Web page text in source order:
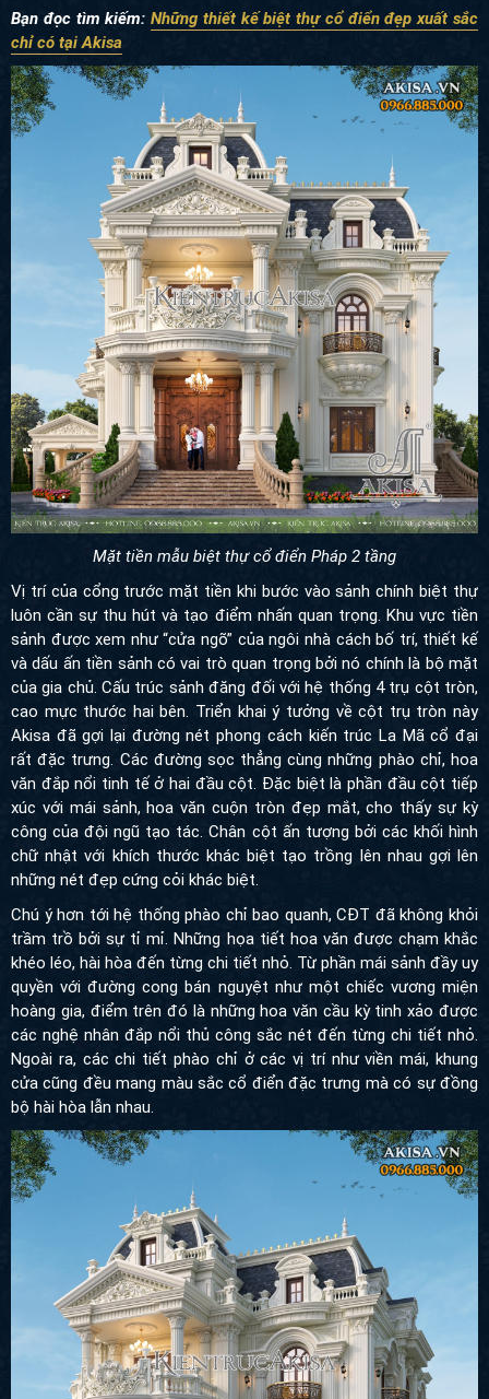
Bạn đọc tìm kiếm:Những thiết kế biệt thự cổ điển đẹp xuất sắc
chỉ có tại Akisa
Mặt tiền mẫu biệt thự cổ điển Pháp 2 tầng
Vị trí của cổng trước mặt tiền khi bước vào sảnh chính biệt thự
luôn cần sự thu hút và tạo điểm nhấn quan trọng. Khu vực tiền
sảnh được xem như “cửa ngõ” của ngôi nhà cách bố trí, thiết kế
và dấu ấn tiền sảnh có vai trò quan trọng bởi nó chính là bộ mặt
của gia chủ. Cấu trúc sảnh đăng đối với hệ thống 4 trụ cột tròn,
cao mực thước hai bên. Triển khai ý tưởng về cột trụ tròn này
Akisa đã gợi lại đường nét phong cách kiến trúc La Mã cổ đại
rất đặc trưng. Các đường sọc thẳng cùng những phào chỉ, hoa
văn đắp nổi tinh tế ở hai đầu cột. Đặc biệt là phần đầu cột tiếp
xúc với mái sảnh, hoa văn cuộn tròn đẹp mắt, cho thấy sự kỳ
công của đội ngũ tạo tác. Chân cột ấn tượng bởi các khối hình
chữ nhật với khích thước khác biệt tạo trồng lên nhau gợi lên
những nét đẹp cứng cỏi khác biệt.
Chú ý hơn tới hệ thống phào chỉ bao quanh, CĐT đã không khỏi
trầm trồ bởi sự tỉ mỉ. Những họa tiết hoa văn được chạm khắc
khéo léo, hài hòa đến từng chi tiết nhỏ. Từ phần mái sảnh đầy uy
quyền với đường cong bán nguyệt như một chiếc vương miện
hoàng gia, điểm trên đó là những hoa văn cầu kỳ tinh xảo được
các nghệ nhân đắp nổi thủ công sắc nét đến từng chi tiết nhỏ.
Ngoài ra, các chi tiết phào chỉ ở các vị trí như viền mái, khung
cửa cũng đều mang màu sắc cổ điển đặc trưng mà có sự đồng
bộ hài hòa lẫn nhau.